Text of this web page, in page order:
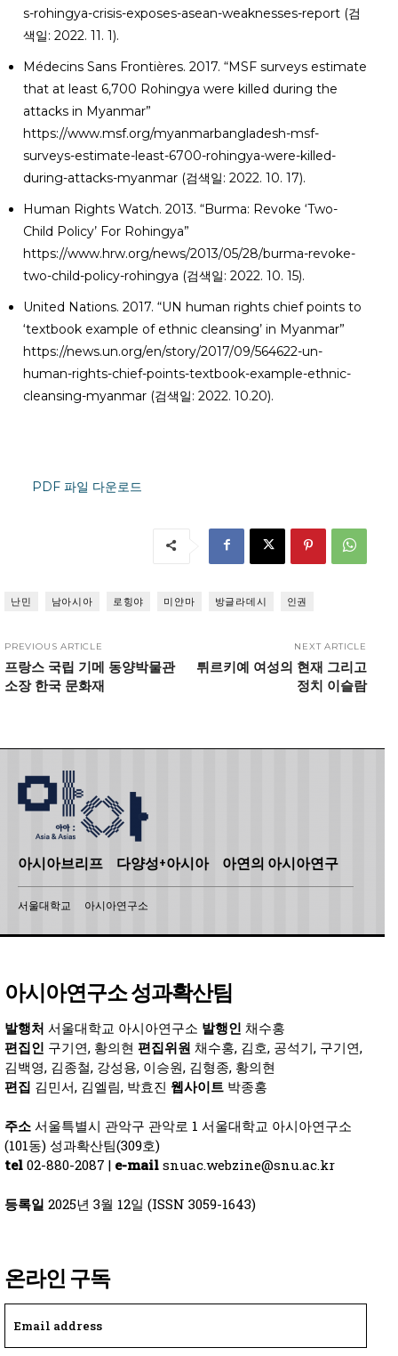
s-rohingya-crisis-exposes-asean-weaknesses-report (검
색일: 2022. 11. 1).
Médecins Sans Frontières. 2017. “MSF surveys estimate
that at least 6,700 Rohingya were killed during the
attacks in Myanmar”
https://www.msf.org/myanmarbangladesh-msf-
surveys-estimate-least-6700-rohingya-were-killed-
during-attacks-myanmar (검색일: 2022. 10. 17).
Human Rights Watch. 2013. “Burma: Revoke ‘Two-
Child Policy’ For Rohingya”
https://www.hrw.org/news/2013/05/28/burma-revoke-
two-child-policy-rohingya (검색일: 2022. 10. 15).
United Nations. 2017. “UN human rights chief points to
‘textbook example of ethnic cleansing’ in Myanmar”
https://news.un.org/en/story/2017/09/564622-un-
human-rights-chief-points-textbook-example-ethnic-
cleansing-myanmar (검색일: 2022. 10.20).
PDF 파일 다운로드
난민 남아시아 로힝야 미얀마 방글라데시 인권
PREVIOUS ARTICLE
프랑스 국립 기메 동양박물관
소장 한국 문화재
NEXT ARTICLE
튀르키예 여성의 현재 그리고
정치 이슬람
아시아브리프 다양성+아시아 아연의 아시아연구
서울대학교 아시아연구소
아시아연구소 성과확산팀
발행처 서울대학교 아시아연구소 발행인 채수홍
편집인 구기연, 황의현 편집위원 채수홍, 김호, 공석기, 구기연,
김백영, 김종철, 강성용, 이승원, 김형종, 황의현
편집 김민서, 김엘림, 박효진 웹사이트 박종홍
주소 서울특별시 관악구 관악로 1 서울대학교 아시아연구소
(101동) 성과확산팀(309호)
tel 02-880-2087 | e-mail snuac.webzine@snu.ac.kr
등록일 2025년 3월 12일 (ISSN 3059-1643)
온라인 구독